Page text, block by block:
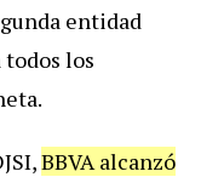
entidad
los
BBVA alcanzó